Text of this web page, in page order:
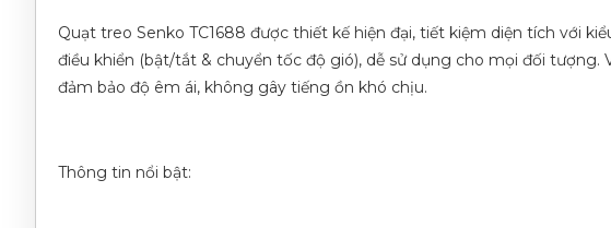
Quạt treo Senko TC1688 được thiết kế hiện đại, tiết kiệm diện tích với
điều khiển (bật/tắt & chuyển tốc độ gió), dễ sử dụng cho mọi đối
đảm bảo độ êm ái, không gây tiếng ồn khó chịu.
Thông tin nổi bật: